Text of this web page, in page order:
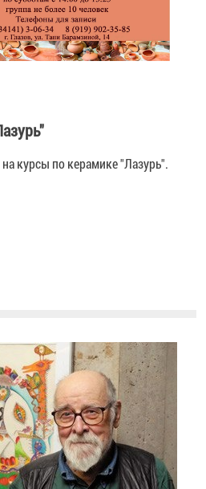
курсы по керамике "Лазурь".